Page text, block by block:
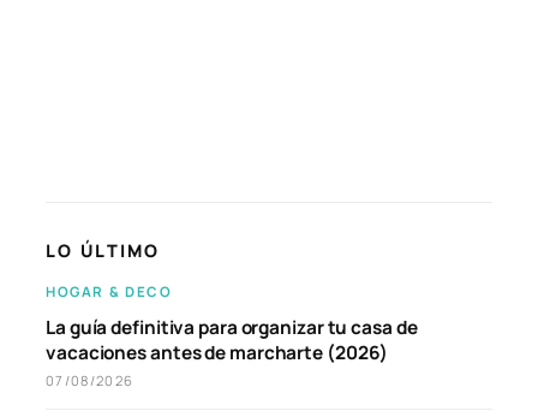
LO ÚLTIMO
HOGAR & DECO
La guía definitiva para organizar tu casa de
vacaciones antes de marcharte (2026)
07/08/2026